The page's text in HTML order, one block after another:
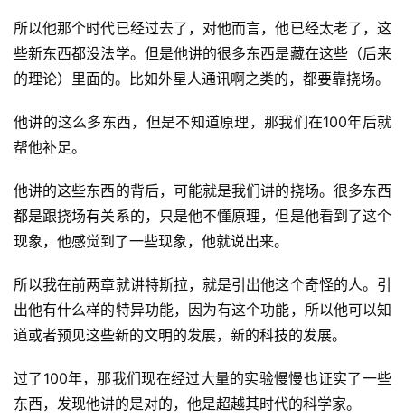
所以他那个时代已经过去了，对他而言，他已经太老了，这
些新东西都没法学。但是他讲的很多东西是藏在这些（后来
的理论）里面的。比如外星人通讯啊之类的，都要靠挠场。
他讲的这么多东西，但是不知道原理，那我们在100年后就
帮他补足。
他讲的这些东西的背后，可能就是我们讲的挠场。很多东西
都是跟挠场有关系的，只是他不懂原理，但是他看到了这个
现象，他感觉到了一些现象，他就说出来。
所以我在前两章就讲特斯拉，就是引出他这个奇怪的人。引
出他有什么样的特异功能，因为有这个功能，所以他可以知
道或者预见这些新的文明的发展，新的科技的发展。
过了100年，那我们现在经过大量的实验慢慢也证实了一些
东西，发现他讲的是对的，他是超越其时代的科学家。